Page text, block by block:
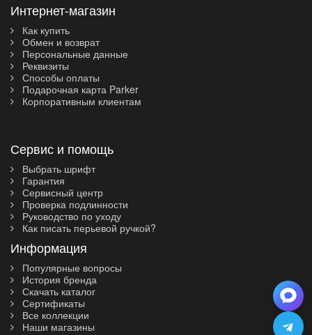
Интернет-магазин
Как купить
Обмен и возврат
Персональные данные
Реквизиты
Способы оплаты
Подарочная карта Parker
Корпоративным клиентам
Сервис и помощь
Выбрать шрифт
Гарантия
Сервисный центр
Проверка подлинности
Руководство по уходу
Как писать перьевой ручкой?
Информация
Популярные вопросы
История бренда
Скачать каталог
Сертификаты
Все коллекции
Наши магазины